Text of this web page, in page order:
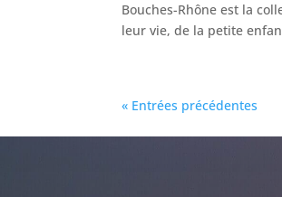
Bouches-Rhône est la
leur vie, de la petite
« Entrées précédentes